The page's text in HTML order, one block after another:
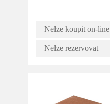
Nelze koupit on-line
Nelze rezervovat